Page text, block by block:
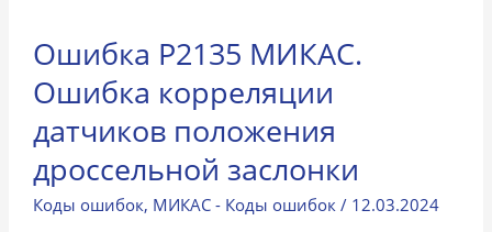
Ошибка P2135 МИКАС.
Ошибка корреляции
датчиков положения
дроссельной заслонки
Коды ошибок, МИКАС - Коды ошибок/ 12.03.2024